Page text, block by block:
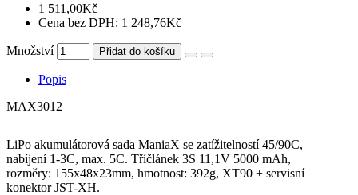
1 511,00Kč
Cena bez DPH: 1 248,76Kč
Množství Přidat do košíku
Popis
MAX3012
LiPo akumulátorová sada ManiaX se zatížitelností 45/90C,
nabíjení 1-3C, max. 5C. Tříčlánek 3S 11,1V 5000 mAh,
rozměry: 155x48x23mm, hmotnost: 392g, XT90 + servisní
konektor JST-XH.